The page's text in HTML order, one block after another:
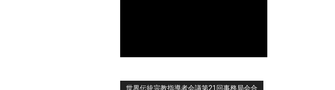
世界伝統宗教指導者会議第21回事務局会合